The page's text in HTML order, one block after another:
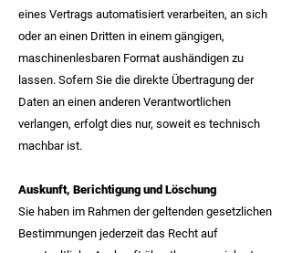
eines Vertrags automatisiert verarbeiten, an sich
oder an einen Dritten in einem gängigen,
maschinenlesbaren Format aushändigen zu
lassen. Sofern Sie die direkte Übertragung der
Daten an einen anderen Verantwortlichen
verlangen, erfolgt dies nur, soweit es technisch
machbar ist.
Auskunft, Berichtigung und Löschung
Sie haben im Rahmen der geltenden gesetzlichen
Bestimmungen jederzeit das Recht auf